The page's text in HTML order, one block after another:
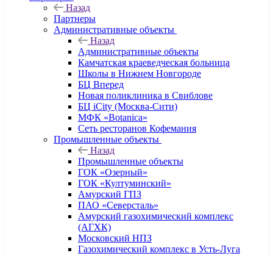
Назад
Партнеры
Административные объекты
Назад
Административные объекты
Камчатская краеведческая больница
Школы в Нижнем Новгороде
БЦ Вперед
Новая поликлиника в Свиблове
БЦ iCity (Москва-Сити)
МФК «Botanica»
Сеть ресторанов Кофемания
Промышленные объекты
Назад
Промышленные объекты
ГОК «Озерный»
ГОК «Култуминский»
Амурский ГПЗ
ПАО «Северсталь»
Амурский газохимический комплекс
(АГХК)
Московский НПЗ
Газохимический комплекс в Усть-Луга